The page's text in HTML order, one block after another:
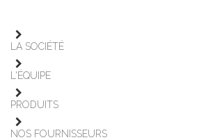
LA SOCIÉTÉ
L'ÉQUIPE
PRODUITS
NOS FOURNISSEURS